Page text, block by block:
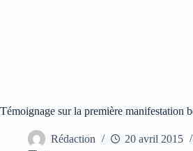
Témoignage sur la première manifestation
Rédaction 20 avril 2015